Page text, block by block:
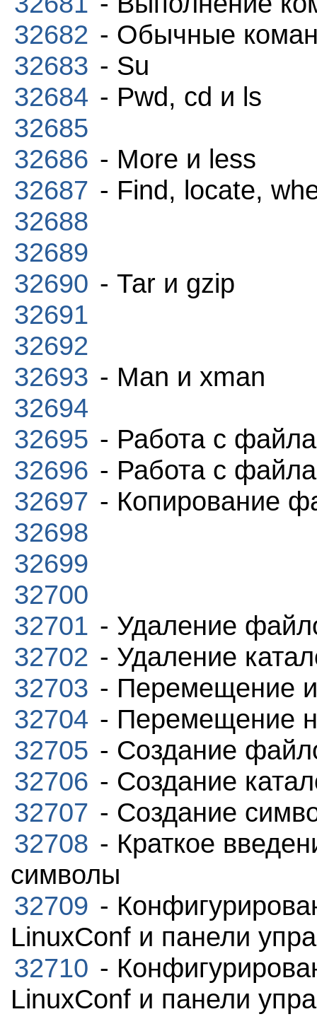
32682 - Обычные
32683 - Su
32684 - Pwd, cd и ls
32685
32686 - More и less
32687 - Find, locate,
32688
32689
32690 - Таr и gzip
32691
32692
32693 - Man и хmаn
32694
32695 - Работа с
32696 - Работа с
32697 - Копирование
32698
32699
32700
32701 - Удаление
32702 - Удаление
32703 - Перемещение
32704 - Перемещение
32705 - Создание
32706 - Создание
32707 - Создание
32708 - Краткое
символы
32709 -
LinuxConf и панели
32710 -
LinuxConf и панели